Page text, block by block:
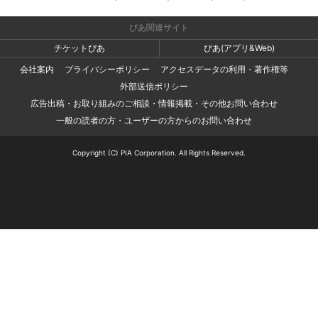
ぴあ関連サイト
チケットぴあ
ぴあ(アプリ&Web)
会社案内
プライバシーポリシー
アクセスデータの利用・著作権等
外部送信ポリシー
広告出稿・お取り組みのご相談・情報掲載・その他お問い合わせ
一般の読者の方・ユーザーの方からのお問い合わせ
Copyright (C) PIA Corporation. All Rights Reserved.